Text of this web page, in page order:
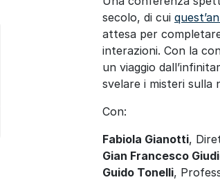
secolo, di cui
attesa per
interazioni. Con la
un viaggio
svelare i misteri sulla
Con:
Fabiola Gianotti,
Gian Francesco
Guido Tonelli,